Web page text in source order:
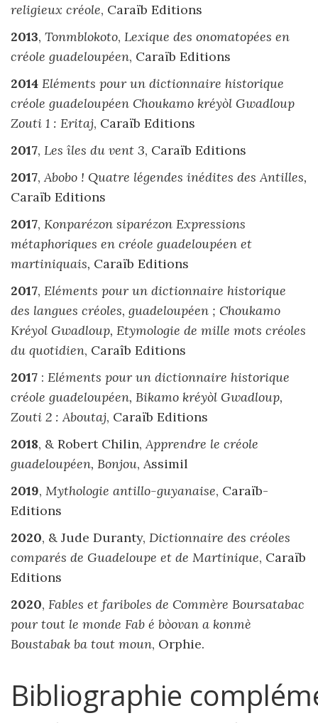
religieux créole, Caraïb Editions
2013, Tonmblokoto, Lexique des onomatopées en
créole guadeloupéen, Caraïb Editions
2014 Eléments pour un dictionnaire historique
créole guadeloupéen Choukamo kréyòl Gwadloup
Zouti 1 : Eritaj, Caraïb Editions
2017, Les îles du vent 3, Caraïb Editions
2017,Abobo ! Quatre légendes inédites des Antilles,
Caraïb Editions
2017, Konparézon siparézon Expressions
métaphoriques en créole guadeloupéen et
martiniquais, Caraïb Editions
2017, Eléments pour un dictionnaire historique
des langues créoles, guadeloupéen ; Choukamo
Kréyol Gwadloup, Etymologie de mille mots créoles
du quotidien, Caraîb Editions
2017 : Eléments pour un dictionnaire historique
créole guadeloupéen, Bikamo kréyòl Gwadloup,
Zouti 2 : Aboutaj, Caraïb Editions
2018, & Robert Chilin,Apprendre le créole
guadeloupéen, Bonjou, Assimil
2019, Mythologie antillo-guyanaise, Caraïb-
Editions
2020, & Jude Duranty, Dictionnaire des créoles
comparés de Guadeloupe et de Martinique, Caraïb
Editions
2020, Fables et fariboles de Commère Boursatabac
pour tout le monde Fab é bòovan a konmè
Boustabak ba tout moun, Orphie.
Bibliographie